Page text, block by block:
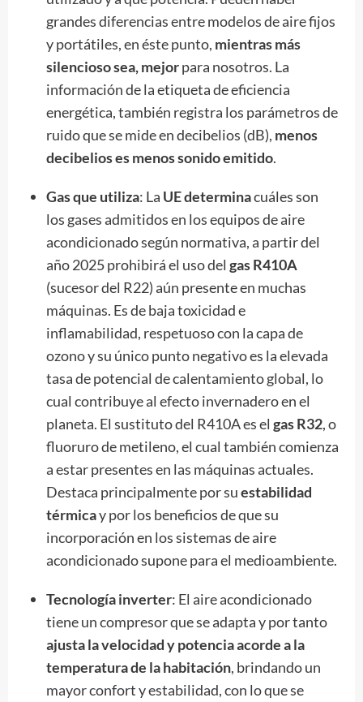
grandes diferencias entre modelos de aire fijos
y portátiles, en éste punto, mientras más
silencioso sea, mejorpara nosotros. La
información de la etiqueta de eficiencia
energética, también registra los parámetros de
ruido que se mide en decibelios (dB), menos
decibelios es menos sonido emitido.
Gas que utiliza: La UE determinacuáles son
los gases admitidos en los equipos de aire
acondicionado según normativa, a partir del
año 2025 prohibirá el uso del gas R410A
(sucesor del R22) aún presente en muchas
máquinas. Es de baja toxicidad e
inflamabilidad, respetuoso con la capa de
ozono y su único punto negativo es la elevada
tasa de potencial de calentamiento global, lo
cual contribuye al efecto invernadero en el
planeta. El sustituto del R410A es el gas R32, o
fluoruro de metileno, el cual también comienza
a estar presentes en las máquinas actuales.
Destaca principalmente por suestabilidad
térmicay por los beneficios de que su
incorporación en los sistemas de aire
acondicionado supone para el medioambiente.
Tecnología inverter: El aire acondicionado
tiene un compresor que se adapta y por tanto
ajusta la velocidad y potencia acorde a la
temperatura de la habitación, brindando un
mayor confort y estabilidad, con lo que se